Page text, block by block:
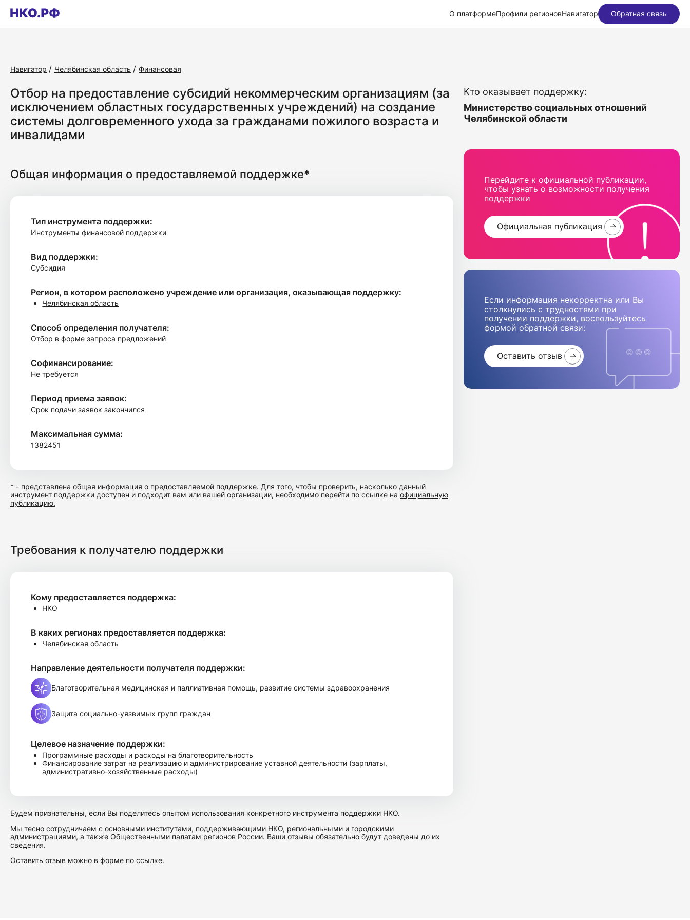
О платформеПрофили регионовНавигатор Обратная связь
Навигатор Челябинская область Финансовая
Отбор на предоставление субсидий некоммерческим организациям (за
исключением областных государственных учреждений) на создание
системы долговременного ухода за гражданами пожилого возраста и
инвалидами
Общая информация о предоставляемой поддержке*
Тип инструмента поддержки:
Инструменты финансовой поддержки
Вид поддержки:
Субсидия
Регион, в котором расположено учреждение или организация, оказывающая поддержку:
Челябинская область
Способ определения получателя:
Отбор в форме запроса предложений
Софинансирование:
Не требуется
Период приема заявок:
Срок подачи заявок закончился
Максимальная сумма:
1382451
* - представлена общая информация о предоставляемой поддержке. Для того, чтобы проверить, насколько данный
инструмент поддержки доступен и подходит вам или вашей организации, необходимо перейти по ссылке на официальную
публикацию.
Требования к получателю поддержки
Кому предоставляется поддержка:
НКО
В каких регионах предоставляется поддержка:
Челябинская область
Направление деятельности получателя поддержки:
Благотворительная медицинская и паллиативная помощь, развитие системы здравоохранения
Защита социально-уязвимых групп граждан
Целевое назначение поддержки:
Программные расходы и расходы на благотворительность
Финансирование затрат на реализацию и администрирование уставной деятельности (зарплаты,
административно-хозяйственные расходы)
Будем признательны, если Вы поделитесь опытом использования конкретного инструмента поддержки НКО.
Мы тесно сотрудничаем с основными институтами, поддерживающими НКО, региональными и городскими
администрациями, а также Общественными палатам регионов России. Ваши отзывы обязательно будут доведены до их
сведения.
Оставить отзыв можно в форме по ссылке.
Кто оказывает поддержку:
Министерство социальных отношений
Челябинской области
Перейдите к официальной публикации,
чтобы узнать о возможности получения
поддержки
Официальная публикация
Если информация некорректна или Вы
столкнулись с трудностями при
получении поддержки, воспользуйтесь
формой обратной связи:
Оставить отзыв